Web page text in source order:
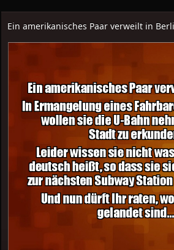
Ein amerikanisches Paar verweilt in